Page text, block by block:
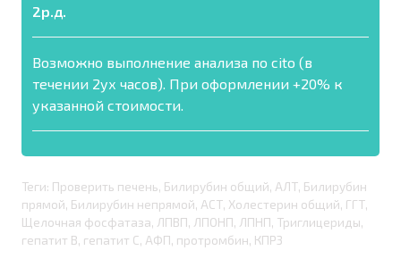
2р.д.
Возможно выполнение анализа по cito (в
течении 2ух часов). При оформлении +20% к
указанной стоимости.
Теги: Проверить печень, Билирубин общий, АЛТ, Билирубин
прямой, Билирубин непрямой, АСТ, Холестерин общий, ГГТ,
Щелочная фосфатаза, ЛПВП, ЛПОНП, ЛПНП, Триглицериды,
гепатит В, гепатит С, АФП, протромбин, КПР3